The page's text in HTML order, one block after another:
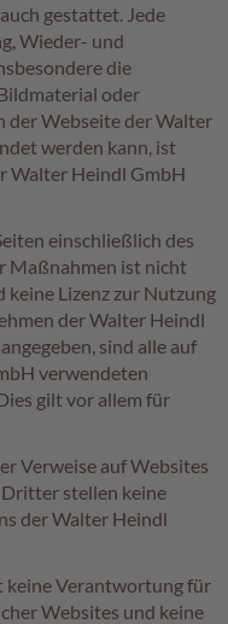
gestattet. Jede
Wieder- und
die
oder
der Webseite der Walter
werden kann, ist
Walter Heindl GmbH
einschließlich des
Maßnahmen ist nicht
Lizenz zur Nutzung
der Walter Heindl
sind alle auf
verwendeten
gilt vor allem für
Verweise auf Websites
stellen keine
der Walter Heindl
keine Verantwortung für
Websites und keine